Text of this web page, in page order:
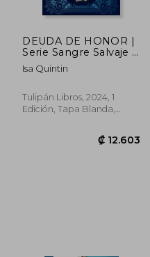
₡ 6.798
DEUDA DE HONOR |
Serie Sangre Salvaje 1
Cantos Tintados
Isa Quintin
Tulipán Libros, 2024, 1
Edición, Tapa Blanda,